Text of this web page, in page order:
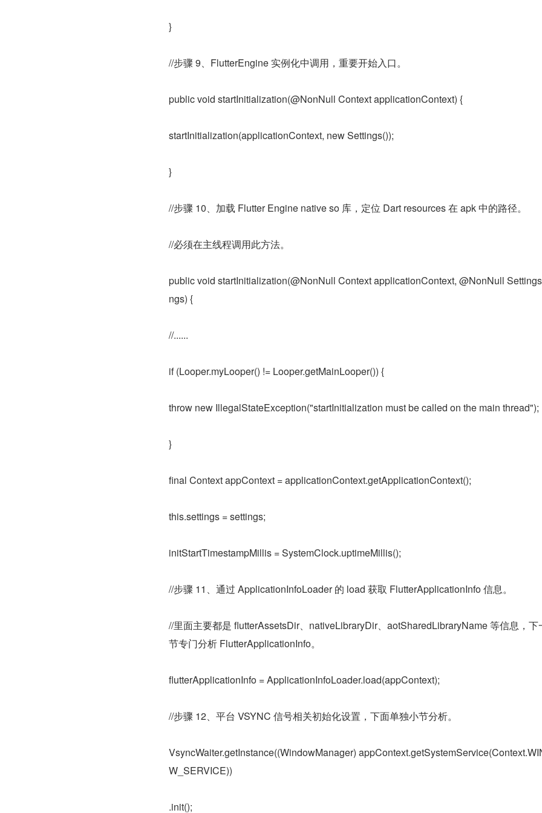
}
//步骤 9、FlutterEngine 实例化中调用，重要开始入口。
public void startInitialization(@NonNull Context applicationContext) {
startInitialization(applicationContext, new Settings());
}
//步骤 10、加载 Flutter Engine native so 库，定位 Dart resources 在 apk 中的路径。
//必须在主线程调用此方法。
public void startInitialization(@NonNull Context applicationContext, @NonNull
ngs) {
//......
if (Looper.myLooper() != Looper.getMainLooper()) {
throw new IllegalStateException("startInitialization must be called on the main thread");
}
final Context appContext = applicationContext.getApplicationContext();
this.settings = settings;
initStartTimestampMillis = SystemClock.uptimeMillis();
//步骤 11、通过 ApplicationInfoLoader 的 load 获取 FlutterApplicationInfo 信息。
//里面主要都是 flutterAssetsDir、nativeLibraryDir、aotSharedLibraryName 等信息，下
节专门分析 FlutterApplicationInfo。
flutterApplicationInfo = ApplicationInfoLoader.load(appContext);
//步骤 12、平台 VSYNC 信号相关初始化设置，下面单独小节分析。
VsyncWaiter.getInstance((WindowManager)
W_SERVICE))
.init();